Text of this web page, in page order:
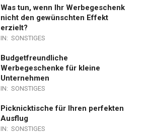
Was tun, wenn Ihr Werbegeschenk
nicht den gewünschten Effekt
erzielt?
IN: SONSTIGES
Budgetfreundliche
Werbegeschenke für kleine
Unternehmen
IN: SONSTIGES
Picknicktische für Ihren perfekten
Ausflug
IN: SONSTIGES